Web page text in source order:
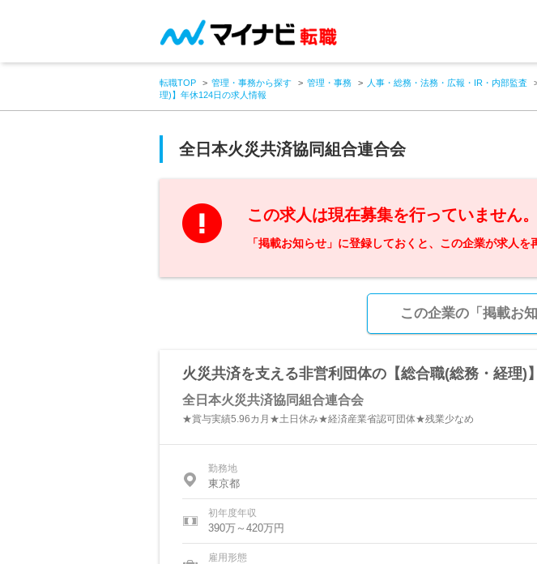
転職TOP 管理・事務から探す 管理・事務 人事・総務・法務・広報・IR・内部監査
理)】年休124日の求人情報
全日本火災共済協同組合連合会
この求人は現在募集を行っていません。
「掲載お知らせ」に登録しておくと、この企業が求人を
この企業の「掲載お
火災共済を支える非営利団体の【総合職(総務・経理)
全日本火災共済協同組合連合会
★賞与実績5.96カ月★土日休み★経済産業省認可団体★残業少なめ
勤務地
東京都
初年度年収
390万～420万円
雇用形態